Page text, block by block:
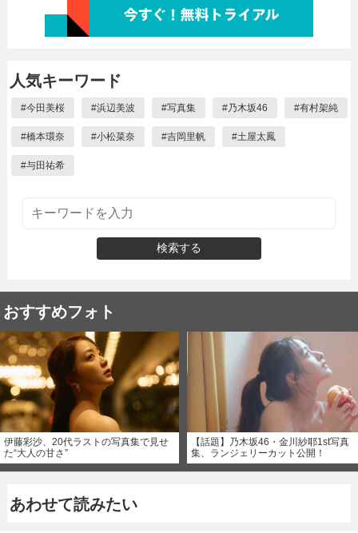
人気キーワード
#今田美桜 #浜辺美波 #写真集 #乃木坂46 #有村架純
#橋本環奈 #小松菜奈 #吉岡里帆 #土屋太鳳
#与田祐希
検索する
おすすめフォト
伊藤彩沙、20代ラストの写真集で見せ
た“大人の甘さ”
【話題】乃木坂46・金川紗耶1st写真
集、ランジェリーカット公開！
あわせて読みたい